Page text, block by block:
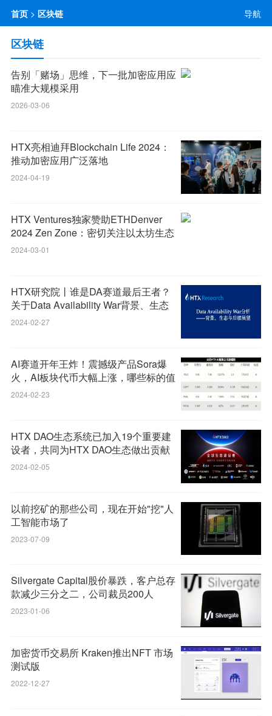
首页> 区块链 导航
区块链
告别「赌场」思维，下一批加密应用应
瞄准大规模采用
2026-03-06
HTX亮相迪拜Blockchain Life 2024：
推动加密应用广泛落地
2024-04-19
HTX Ventures独家赞助ETHDenver
2024 Zen Zone：密切关注以太坊生态
增长与创新
2024-03-01
HTX研究院丨谁是DA赛道最后王者？
关于Data Availability War背景、生态
与后续展望
2024-02-27
AI赛道开年王炸！震撼级产品Sora爆
火，AI板块代币大幅上涨，哪些标的值
得布局？
2024-02-23
HTX DAO生态系统已加入19个重要建
设者，共同为HTX DAO生态做出贡献
2024-02-05
以前挖矿的那些公司，现在开始"挖"人
工智能市场了
2023-07-09
Silvergate Capital股价暴跌，客户总存
款减少三分之二，公司裁员200人
2023-01-06
加密货币交易所 Kraken推出NFT 市场
测试版
2022-12-27